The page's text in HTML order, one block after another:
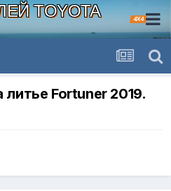
TOYOTA
4X4
литье Fortuner 2019.